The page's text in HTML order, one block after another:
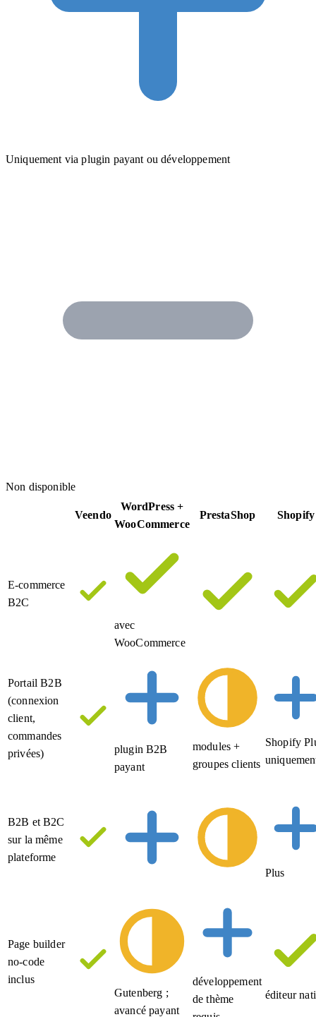
Uniquement via plugin payant ou développement
Non disponible
Veendo
WordPress +
WooCommerce
PrestaShop Shopify
E-commerce
B2C
avec
WooCommerce
Portail B2B
(connexion
client,
commandes
privées)
plugin B2B
payant
modules +
groupes clients
Shopify
B2B et B2C
sur la même
plateforme
Plus
Page builder
no-code
inclus
Gutenberg ;
avancé payant
développement
de thème
éditeur